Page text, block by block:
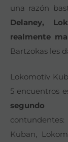
una razón
Delaney,
realmente
Bartzokas les
Lokomotiv
5 encuentros
segundo
Kuban,